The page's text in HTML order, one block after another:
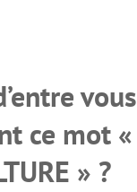
vous
ce mot «
» ?